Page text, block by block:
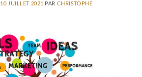
10 JUILLET 2021 PAR CHRISTOPHE